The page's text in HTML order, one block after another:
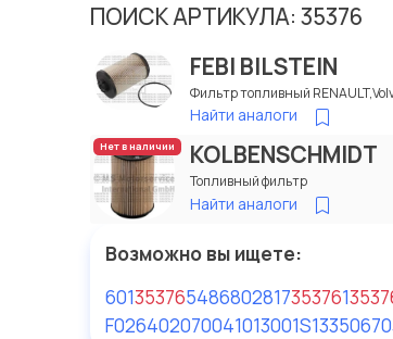
ПОИСК АРТИКУЛА: 35376
FEBI BILSTEIN
Фильтр топливный
Найти аналоги
Нет в наличии KOLBENSCHMIDT
Топливный фильтр
Найти аналоги
Возможно вы ищете:
601353765486802817353761
F026402070041013001S133506